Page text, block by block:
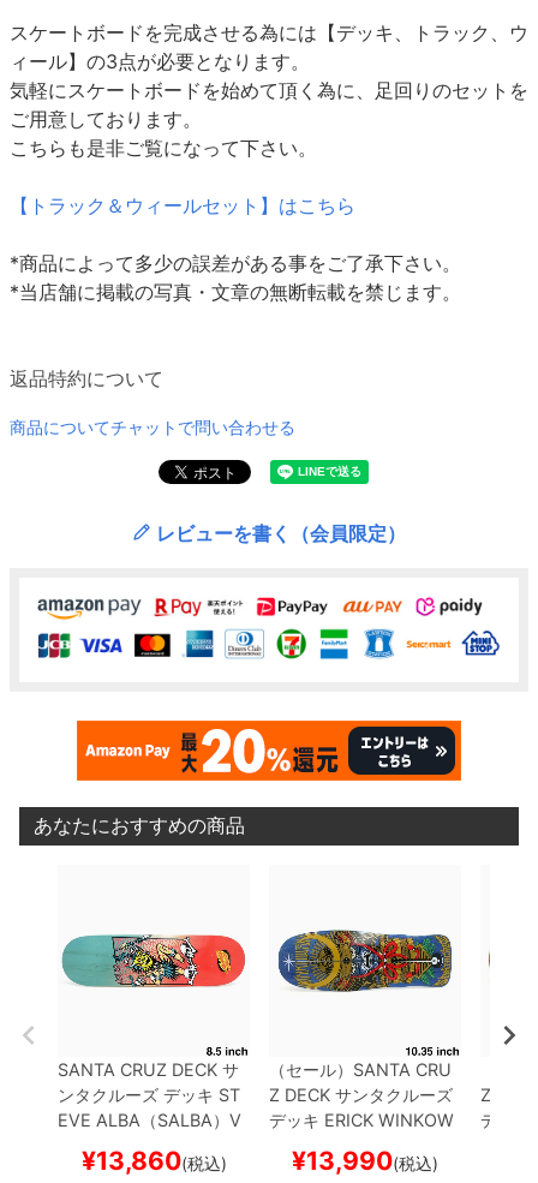
スケートボードを完成させる為には【デッキ、トラック、ウ
ィール】の3点が必要となります。
気軽にスケートボードを始めて頂く為に、足回りのセットを
ご用意しております。
こちらも是非ご覧になって下さい。
【トラック＆ウィールセット】はこちら
*商品によって多少の誤差がある事をご了承下さい。
*当店舗に掲載の写真・文章の無断転載を禁じます。
返品特約について
商品についてチャットで問い合わせる
レビューを書く（会員限定）
あなたにおすすめの商品
SANTA CRUZ DECK サ
ンタクルーズ デッキ ST
EVE ALBA（SALBA） V
ケートボード スケボー
¥13,860(税込)
（セール） SANTA CRU
Z DECK サンタクルーズ
デッキ ERICK WINKOW
ケートボード スケボー
¥13,990(税込)
Z
デッキ